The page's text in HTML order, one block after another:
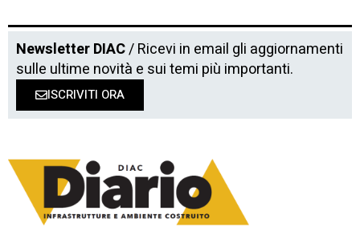
Newsletter DIAC/ Ricevi in email gli aggiornamenti
sulle ultime novità e sui temi più importanti.
ISCRIVITI ORA